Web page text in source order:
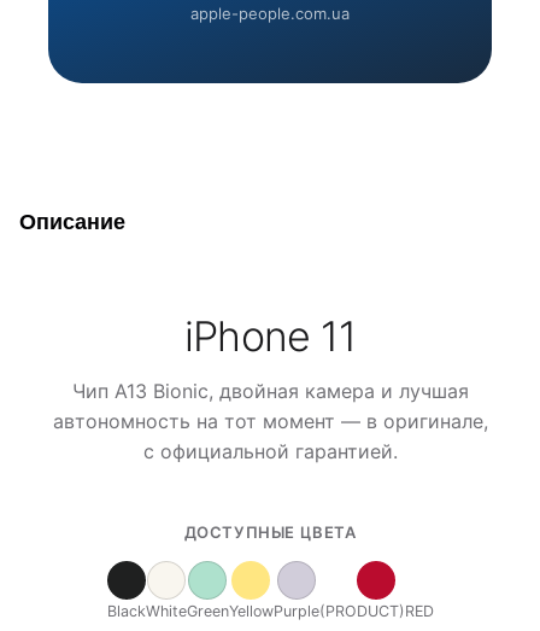
apple-people.com.ua
Описание
iPhone 11
Чип A13 Bionic, двойная камера и лучшая
автономность на тот момент — в оригинале,
с официальной гарантией.
ДОСТУПНЫЕ ЦВЕТА
BlackWhiteGreenYellowPurple(PRODUCT)RED